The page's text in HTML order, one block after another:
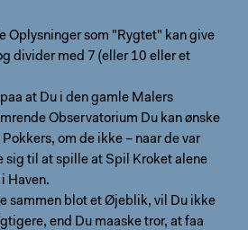
Oplysninger som "Rygtet" kan give
divider med 7 (eller 10 eller et
at Du i den gamle Malers
Observatorium Du kan ønske
om de ikke – naar de var
sig til at spille at Spil Kroket alene
Haven.
sammen blot et Øjeblik, vil Du ikke
end Du maaske tror, at faa